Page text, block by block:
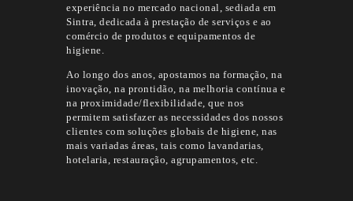
experiência no mercado nacional, sediada em
Sintra, dedicada à prestação de serviços e ao
comércio de produtos e equipamentos de
higiene.
Ao longo dos anos, apostamos na formação, na
inovação, na prontidão, na melhoria contínua e
na proximidade/flexibilidade, que nos
permitem satisfazer as necessidades dos nossos
clientes com soluções globais de higiene, nas
mais variadas áreas, tais como lavandarias,
hotelaria, restauração, agrupamentos, etc.